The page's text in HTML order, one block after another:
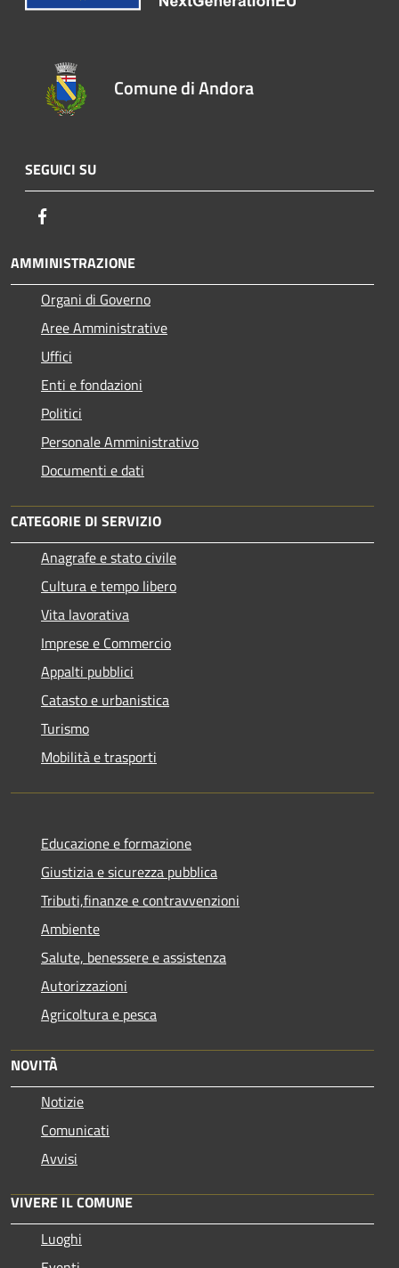
Comune di Andora
SEGUICI SU
AMMINISTRAZIONE
Organi di Governo
Aree Amministrative
Uffici
Enti e fondazioni
Politici
Personale Amministrativo
Documenti e dati
CATEGORIE DI SERVIZIO
Anagrafe e stato civile
Cultura e tempo libero
Vita lavorativa
Imprese e Commercio
Appalti pubblici
Catasto e urbanistica
Turismo
Mobilità e trasporti
Educazione e formazione
Giustizia e sicurezza pubblica
Tributi,finanze e contravvenzioni
Ambiente
Salute, benessere e assistenza
Autorizzazioni
Agricoltura e pesca
NOVITÀ
Notizie
Comunicati
Avvisi
VIVERE IL COMUNE
Luoghi